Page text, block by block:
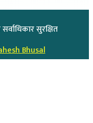
सुरक्षित
Bhusal